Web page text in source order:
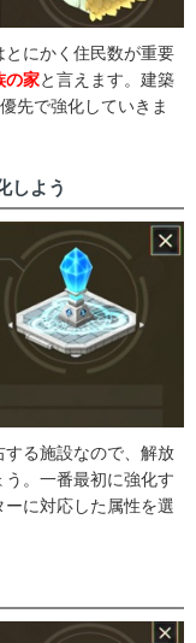
にかく住民数が重要
の家と言えます。建築
先で強化していきま
しよう
る施設なので、解放
。一番最初に強化す
に対応した属性を選